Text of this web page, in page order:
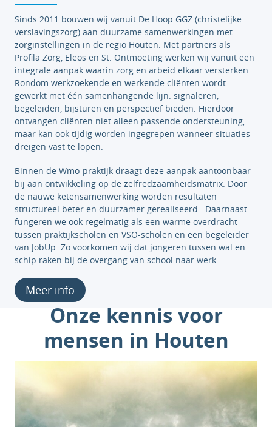
Sinds 2011 bouwen wij vanuit De Hoop GGZ (christelijke
verslavingszorg) aan duurzame samenwerkingen met
zorginstellingen in de regio Houten. Met partners als
Profila Zorg, Eleos en St. Ontmoeting werken wij vanuit een
integrale aanpak waarin zorg en arbeid elkaar versterken.
Rondom werkzoekende en werkende cliënten wordt
gewerkt met één samenhangende lijn: signaleren,
begeleiden, bijsturen en perspectief bieden. Hierdoor
ontvangen cliënten niet alleen passende ondersteuning,
maar kan ook tijdig worden ingegrepen wanneer situaties
dreigen vast te lopen.
Binnen de Wmo-praktijk draagt deze aanpak aantoonbaar
bij aan ontwikkeling op de zelfredzaamheidsmatrix. Door
de nauwe ketensamenwerking worden resultaten
structureel beter en duurzamer gerealiseerd. Daarnaast
fungeren we ook regelmatig als een warme overdracht
tussen praktijkscholen en VSO-scholen en een begeleider
van JobUp. Zo voorkomen wij dat jongeren tussen wal en
schip raken bij de overgang van school naar werk
Meer info
Onze kennis voor
mensen in Houten